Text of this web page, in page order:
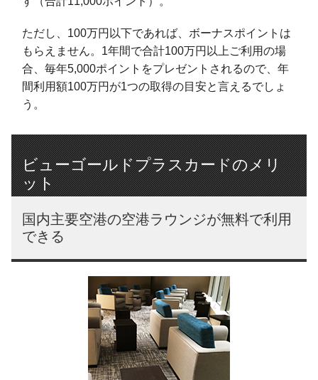
ただし、100万円以下であれば、ボーナスポイントは
もらえません。1年間で合計100万円以上ご利用の場
合、毎年5,000ポイントをプレゼントされるので、年
間利用額100万円が1つの取得の目安と言えるでしょ
う。
ビューゴールドプラスカードのメリ
ット
国内主要空港の空港ラウンジが無料で利用
できる